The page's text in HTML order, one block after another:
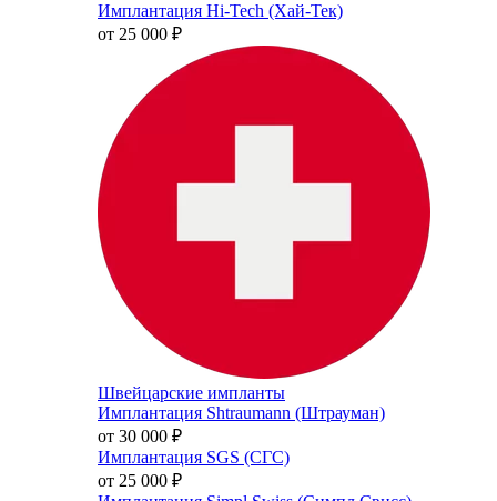
Имплантация Hi-Tech (Хай-Тек)
от 25 000 ₽
Швейцарские импланты
Имплантация Shtraumann (Штрауман)
от 30 000 ₽
Имплантация SGS (СГС)
от 25 000 ₽